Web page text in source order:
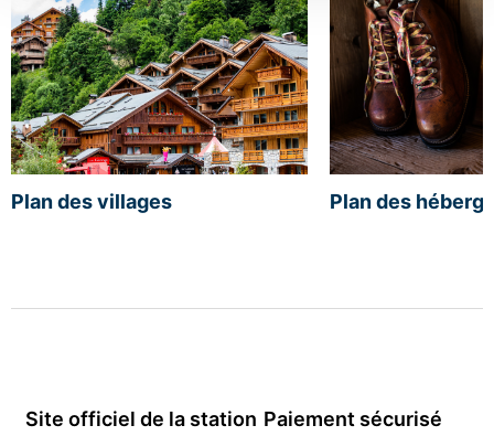
Plan des villages Plan des
Site officiel de la station Paiement sécurisé